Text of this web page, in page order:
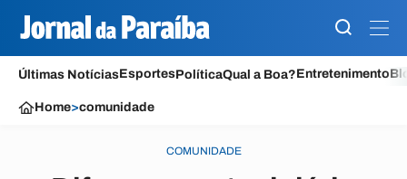
Últimas NotíciasEsportesPolíticaQual a Boa?Entretenimento
Home>comunidade
COMUNIDADE